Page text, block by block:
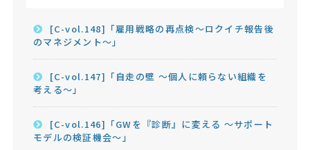
[C-vol.148]「雇用戦略の再点検～ロクイチ報告後
のマネジメント～」
[C-vol.147]「自走の壁 ～個人に頼らない組織を
考える～」
[C-vol.146]「GWを『診断』に変える ～サポート
モデルの検証機会～」